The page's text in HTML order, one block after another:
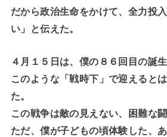
だから政治生命をかけて、全力投
い」と伝えた。
４月１５日は、僕の８６回目の誕生
このような「戦時下」で迎えると
た。
この戦争は敵の見えない、困難な闘
ただ、僕が子どもの頃体験した、